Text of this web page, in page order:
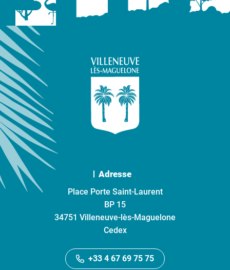
Adresse
Place Porte Saint-Laurent
BP 15
34751 Villeneuve-lès-Maguelone
Cedex
+33 4 67 69 75 75